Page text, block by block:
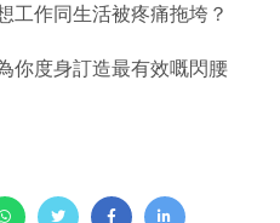
工作同生活被疼痛拖垮？
你度身訂造最有效嘅閃腰